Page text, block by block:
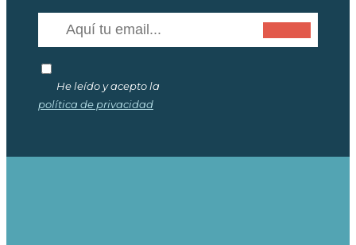
He leído y acepto la
política de privacidad